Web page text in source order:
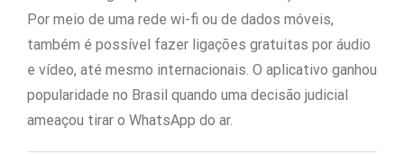
Por meio de uma rede wi-fi ou de dados móveis,
também é possível fazer ligações gratuitas por áudio
e vídeo, até mesmo internacionais. O aplicativo ganhou
popularidade no Brasil quando uma decisão judicial
ameaçou tirar o WhatsApp do ar.